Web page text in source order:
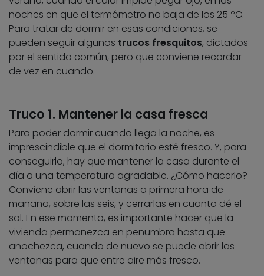
noches en que el termómetro no baja de los 25 ºC.
Para tratar de dormir en esas condiciones, se
pueden seguir algunos trucos fresquitos, dictados
por el sentido común, pero que conviene recordar
de vez en cuando.
Truco 1. Mantener la casa fresca
Para poder dormir cuando llega la noche, es
imprescindible que el dormitorio esté fresco. Y, para
conseguirlo, hay que mantener la casa durante el
día a una temperatura agradable. ¿Cómo hacerlo?
Conviene abrir las ventanas a primera hora de
mañana, sobre las seis, y cerrarlas en cuanto dé el
sol. En ese momento, es importante hacer que la
vivienda permanezca en penumbra hasta que
anochezca, cuando de nuevo se puede abrir las
ventanas para que entre aire más fresco.